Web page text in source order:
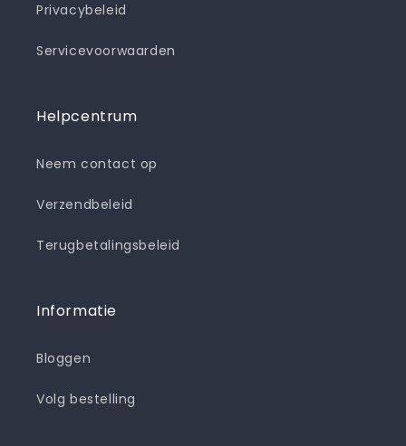
Privacybeleid
Servicevoorwaarden
Helpcentrum
Neem contact op
Verzendbeleid
Terugbetalingsbeleid
Informatie
Bloggen
Volg bestelling